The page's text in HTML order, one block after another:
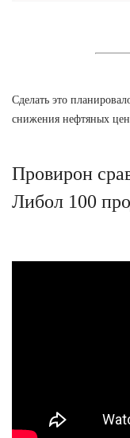
Сделать это
снижения нефтяных цен.
Провирон
Либол 100